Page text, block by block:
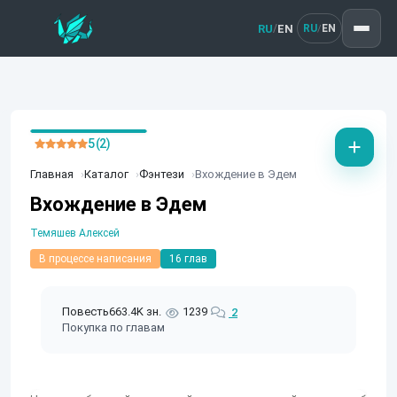
RU/EN RU/ EN
Главная Каталог Фэнтези Вхождение в Эдем
Вхождение в Эдем
Темяшев Алексей
В процессе написания 16 глав
Повесть663.4K зн. 1239
2
Покупка по главам
5 (2)